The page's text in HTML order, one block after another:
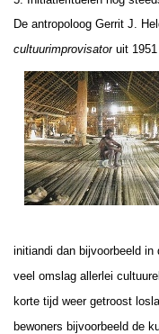
De antropoloog Gerrit J.
cultuurimprovisator uit
initiandi dan bijvoorbeeld in
veel omslag allerlei
korte tijd weer getroost
bewoners bijvoorbeeld de